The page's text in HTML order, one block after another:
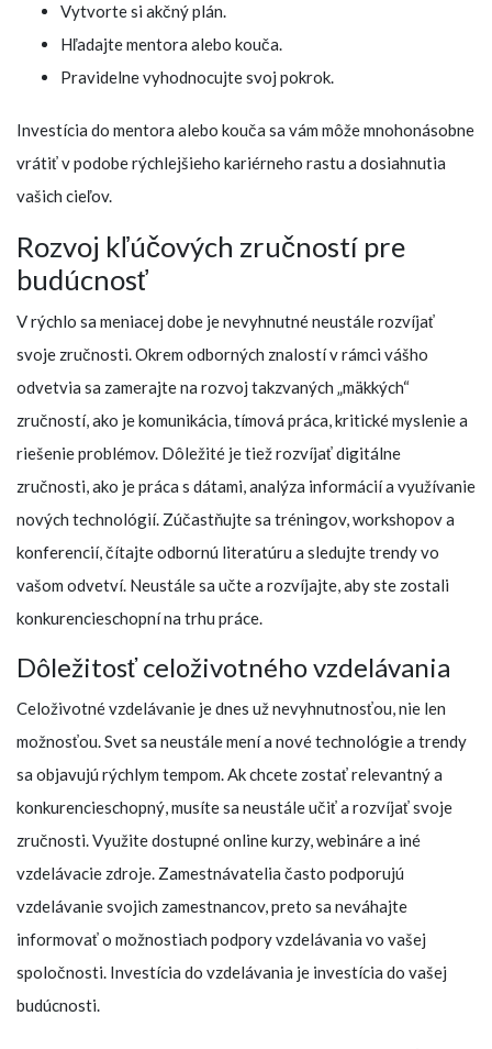
Vytvorte si akčný plán.
Hľadajte mentora alebo kouča.
Pravidelne vyhodnocujte svoj pokrok.
Investícia do mentora alebo kouča sa vám môže mnohonásobne
vrátiť v podobe rýchlejšieho kariérneho rastu a dosiahnutia
vašich cieľov.
Rozvoj kľúčových zručností pre
budúcnosť
V rýchlo sa meniacej dobe je nevyhnutné neustále rozvíjať
svoje zručnosti. Okrem odborných znalostí v rámci vášho
odvetvia sa zamerajte na rozvoj takzvaných „mäkkých“
zručností, ako je komunikácia, tímová práca, kritické myslenie a
riešenie problémov. Dôležité je tiež rozvíjať digitálne
zručnosti, ako je práca s dátami, analýza informácií a využívanie
nových technológií. Zúčastňujte sa tréningov, workshopov a
konferencií, čítajte odbornú literatúru a sledujte trendy vo
vašom odvetví. Neustále sa učte a rozvíjajte, aby ste zostali
konkurencieschopní na trhu práce.
Dôležitosť celoživotného vzdelávania
Celoživotné vzdelávanie je dnes už nevyhnutnosťou, nie len
možnosťou. Svet sa neustále mení a nové technológie a trendy
sa objavujú rýchlym tempom. Ak chcete zostať relevantný a
konkurencieschopný, musíte sa neustále učiť a rozvíjať svoje
zručnosti. Využite dostupné online kurzy, webináre a iné
vzdelávacie zdroje. Zamestnávatelia často podporujú
vzdelávanie svojich zamestnancov, preto sa neváhajte
informovať o možnostiach podpory vzdelávania vo vašej
spoločnosti. Investícia do vzdelávania je investícia do vašej
budúcnosti.